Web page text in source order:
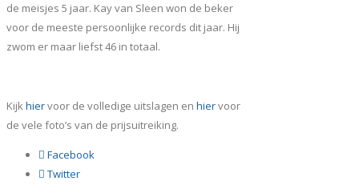
de meisjes 5 jaar. Kay van Sleen won de beker
voor de meeste persoonlijke records dit jaar. Hij
zwom er maar liefst 46 in totaal.
Kijkhiervoor de volledige uitslagen en hiervoor
de vele foto’s van de prijsuitreiking.
Facebook
Twitter